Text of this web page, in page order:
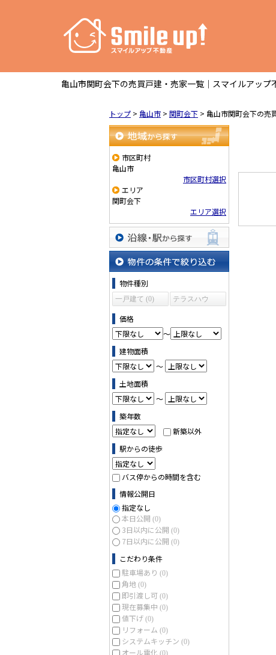
亀山市関町会下の売買戸建・売家一覧｜スマイルアップ
トップ > 亀山市 > 関町会下 > 亀山市関町会下の売
地域から探す
市区町村
亀山市
市区町村選択
エリア
関町会下
エリア選択
沿線・駅から探す
物件の条件で絞り込む
物件種別
一戸建て (0)
テラスハウ
価格
～
建物面積
～
土地面積
～
築年数
新築以外
駅からの徒歩
バス停からの時間を含む
情報公開日
指定なし
本日公開 (0)
3日以内に公開 (0)
7日以内に公開 (0)
こだわり条件
駐車場あり (0)
角地 (0)
即引渡し可 (0)
現在募集中 (0)
値下げ (0)
リフォーム (0)
システムキッチン (0)
オール電化 (0)